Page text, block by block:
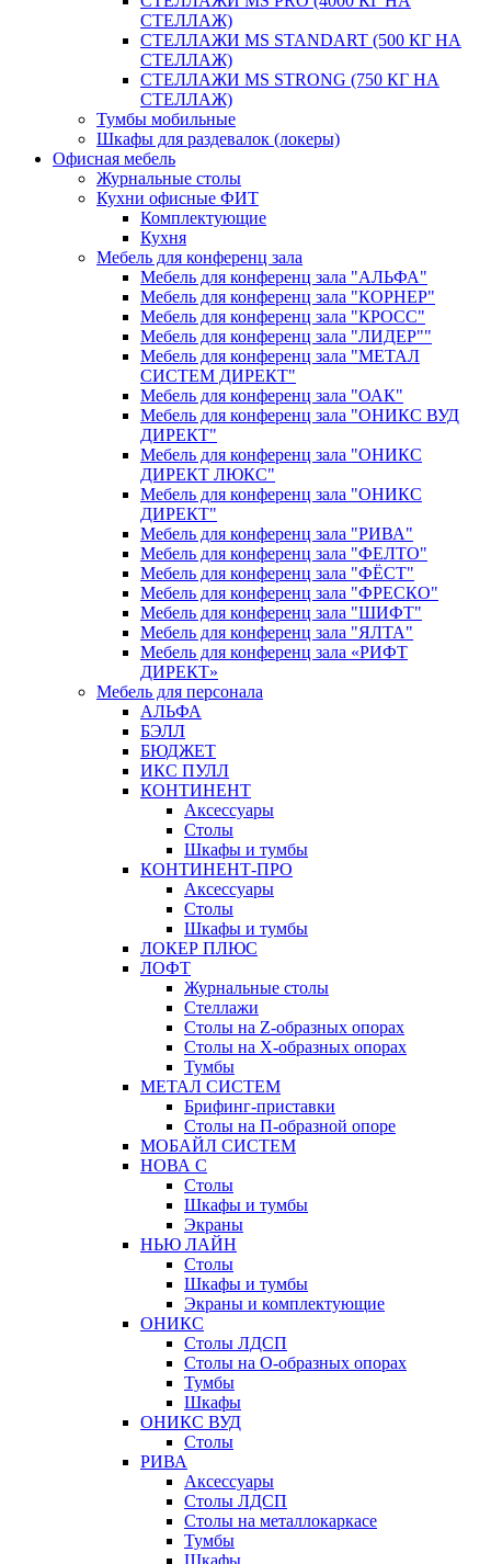
СТЕЛЛАЖ)
СТЕЛЛАЖИ MS STANDART (500 КГ НА
СТЕЛЛАЖ)
СТЕЛЛАЖИ MS STRONG (750 КГ НА
СТЕЛЛАЖ)
Тумбы мобильные
Шкафы для раздевалок (локеры)
Офисная мебель
Журнальные столы
Кухни офисные ФИТ
Комплектующие
Кухня
Мебель для конференц зала
Мебель для конференц зала "АЛЬФА"
Мебель для конференц зала "КОРНЕР"
Мебель для конференц зала "КРОСС"
Мебель для конференц зала "ЛИДЕР""
Мебель для конференц зала "МЕТАЛ
СИСТЕМ ДИРЕКТ"
Мебель для конференц зала "ОАК"
Мебель для конференц зала "ОНИКС ВУД
ДИРЕКТ"
Мебель для конференц зала "ОНИКС
ДИРЕКТ ЛЮКС"
Мебель для конференц зала "ОНИКС
ДИРЕКТ"
Мебель для конференц зала "РИВА"
Мебель для конференц зала "ФЕЛТО"
Мебель для конференц зала "ФЁСТ"
Мебель для конференц зала "ФРЕСКО"
Мебель для конференц зала "ШИФТ"
Мебель для конференц зала "ЯЛТА"
Мебель для конференц зала «РИФТ
ДИРЕКТ»
Мебель для персонала
АЛЬФА
БЭЛЛ
БЮДЖЕТ
ИКС ПУЛЛ
КОНТИНЕНТ
Аксессуары
Столы
Шкафы и тумбы
КОНТИНЕНТ-ПРО
Аксессуары
Столы
Шкафы и тумбы
ЛОКЕР ПЛЮС
ЛОФТ
Журнальные столы
Стеллажи
Столы на Z-образных опорах
Столы на Х-образных опорах
Тумбы
МЕТАЛ СИСТЕМ
Брифинг-приставки
Столы на П-образной опоре
МОБАЙЛ СИСТЕМ
НОВА С
Столы
Шкафы и тумбы
Экраны
НЬЮ ЛАЙН
Столы
Шкафы и тумбы
Экраны и комплектующие
ОНИКС
Столы ЛДСП
Столы на О-образных опорах
Тумбы
Шкафы
ОНИКС ВУД
Столы
РИВА
Аксессуары
Столы ЛДСП
Столы на металлокаркасе
Тумбы